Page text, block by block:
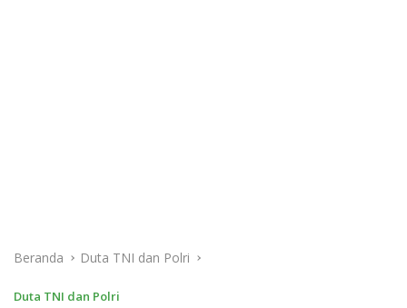
Beranda Duta TNI dan Polri
Duta TNI dan Polri